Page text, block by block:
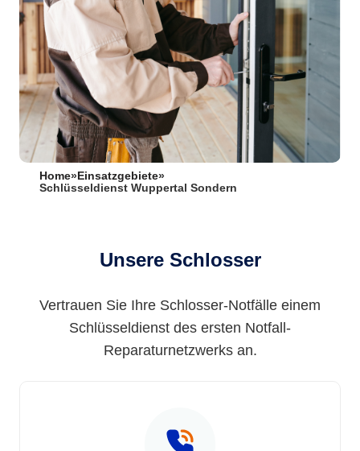
Home» Einsatzgebiete»
Schlüsseldienst Wuppertal Sondern
Unsere Schlosser
Vertrauen Sie Ihre Schlosser-Notfälle einem
Schlüsseldienst des ersten Notfall-
Reparaturnetzwerks an.